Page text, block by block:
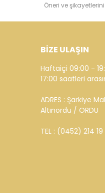
Öneri ve
BİZE ULAŞIN
Haftaiçi 09:00 -
17:00 saatleri
ADRES : Şarkiye
Altınordu / ORDU
TEL : (0452) 214